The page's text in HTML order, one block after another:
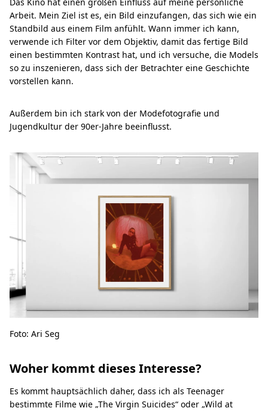
Arbeit. Mein Ziel ist es, ein Bild einzufangen, das sich wie ein
Standbild aus einem Film anfühlt. Wann immer ich kann,
verwende ich Filter vor dem Objektiv, damit das fertige Bild
einen bestimmten Kontrast hat, und ich versuche, die Models
so zu inszenieren, dass sich der Betrachter eine Geschichte
vorstellen kann.
Außerdem bin ich stark von der Modefotografie und
Jugendkultur der 90er-Jahre beeinflusst.
Foto: Ari Seg
Woher kommt dieses Interesse?
Es kommt hauptsächlich daher, dass ich als Teenager
bestimmte Filme wie „The Virgin Suicides“ oder „Wild at